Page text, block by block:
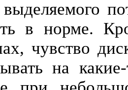
выделяемого
в норме.
чувство
на